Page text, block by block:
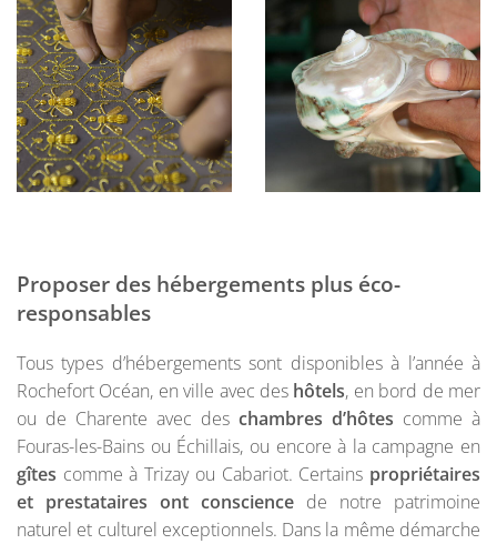
Proposer des hébergements plus éco-
responsables
Tous types d’hébergements sont disponibles à l’année à
Rochefort Océan, en ville avec des hôtels, en bord de mer
ou de Charente avec des chambres d’hôtes comme à
Fouras-les-Bains ou Échillais, ou encore à la campagne en
gîtes comme à Trizay ou Cabariot. Certains propriétaires
et prestataires ont conscience de notre patrimoine
naturel et culturel exceptionnels. Dans la même démarche